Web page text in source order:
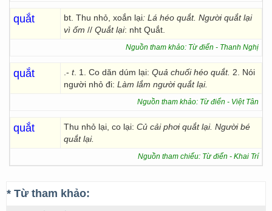
quắt bt. Thu nhỏ, xoắn lại: Lá héo quắt. Người quắt lại
vì ốm // Quắt lại: nht Quắt.
Nguồn tham khảo: Từ điển - Thanh Nghị
quắt .- t. 1. Co dăn dúm lại: Quả chuối héo quắt. 2. Nói
người nhỏ đi: Làm lắm người quắt lại.
Nguồn tham khảo: Từ điển - Việt Tân
quắt Thu nhỏ lại, co lại: Củ cải phơi quắt lại. Người bé
quắt lại.
Nguồn tham chiếu: Từ điển - Khai Trí
* Từ tham khảo: